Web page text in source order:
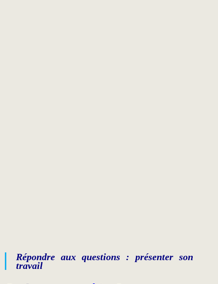
Répondre aux questions : présenter son
travail